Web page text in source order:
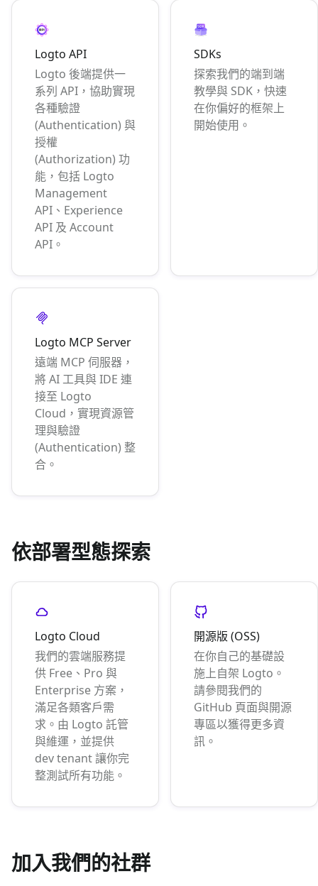
Logto API
Logto 後端提供一
系列 API，協助實現
各種驗證
(Authentication) 與
授權
(Authorization) 功
能，包括 Logto
Management
API、Experience
API 及 Account
API。
SDKs
探索我們的端到端
教學與 SDK，快速
在你偏好的框架上
開始使用。
Logto MCP Server
遠端 MCP 伺服器，
將 AI 工具與 IDE 連
接至 Logto
Cloud，實現資源管
理與驗證
(Authentication) 整
合。
依部署型態探索
Logto Cloud
我們的雲端服務提
供 Free、Pro 與
Enterprise 方案，
滿足各類客戶需
求。由 Logto 託管
與維運，並提供
dev tenant 讓你完
整測試所有功能。
開源版 (OSS)
在你自己的基礎設
施上自架 Logto。
請參閱我們的
GitHub 頁面與開源
專區以獲得更多資
訊。
加入我們的社群